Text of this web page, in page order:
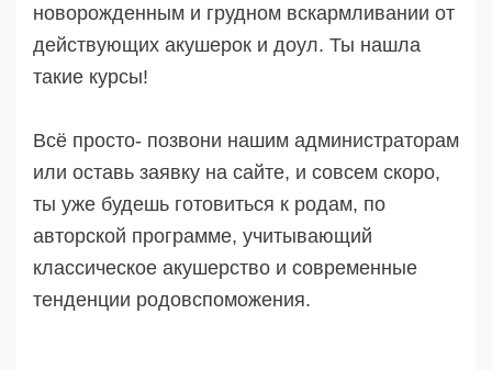
новорожденным и грудном вскармливании от
действующих акушерок и доул. Ты нашла
такие курсы!
Всё просто- позвони нашим администраторам
или оставь заявку на сайте, и совсем скоро,
ты уже будешь готовиться к родам, по
авторской программе, учитывающий
классическое акушерство и современные
тенденции родовспоможения.